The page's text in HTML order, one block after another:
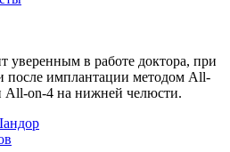
уверенным в работе доктора, при
после имплантации методом All-
All-on-4 на нижней челюсти.